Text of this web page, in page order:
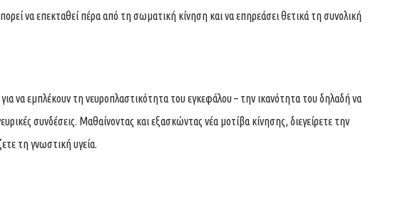
να επεκταθεί πέρα από τη σωματική κίνηση και να επηρεάσει θετικά τη συνολική
να εμπλέκουν τη νευροπλαστικότητα του εγκεφάλου – την ικανότητα του δηλαδή να
συνδέσεις. Μαθαίνοντας και εξασκώντας νέα μοτίβα κίνησης, διεγείρετε την
τη γνωστική υγεία.